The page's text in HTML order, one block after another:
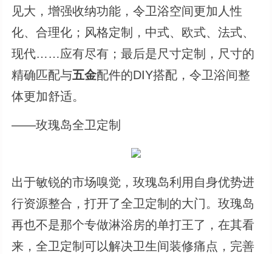
见大，增强收纳功能，令卫浴空间更加人性
化、合理化；风格定制，中式、欧式、法式、
现代……应有尽有；最后是尺寸定制，尺寸的
精确匹配与五金配件的DIY搭配，令卫浴间整
体更加舒适。
——玫瑰岛全卫定制
出于敏锐的市场嗅觉，玫瑰岛利用自身优势进
行资源整合，打开了全卫定制的大门。玫瑰岛
再也不是那个专做淋浴房的单打王了，在其看
来，全卫定制可以解决卫生间装修痛点，完善